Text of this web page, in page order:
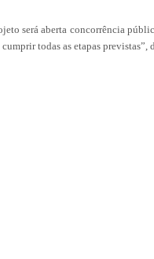
será aberta concorrência
todas as etapas previstas”,